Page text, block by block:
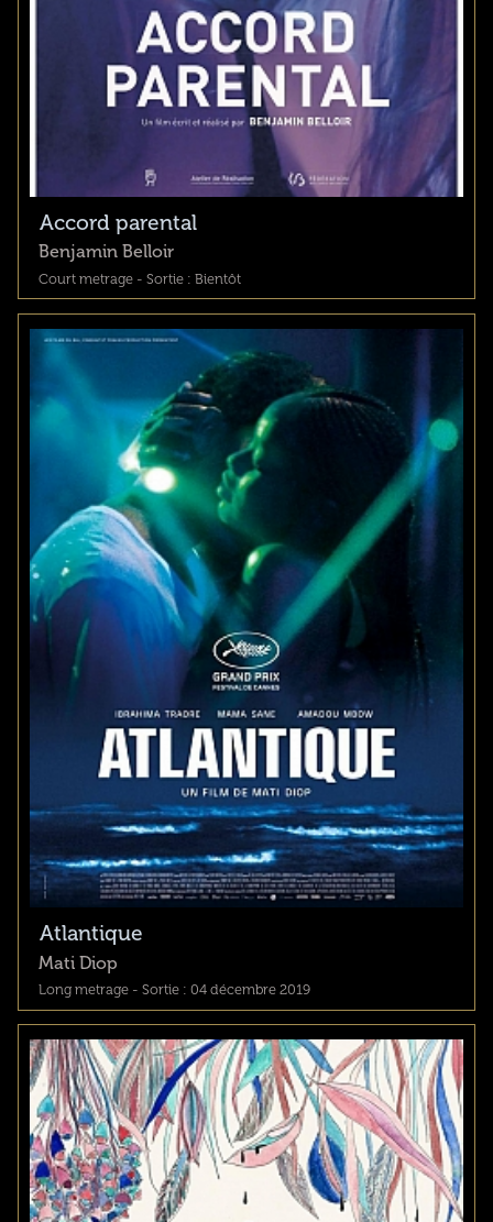
Accord parental
Benjamin Belloir
Court metrage - Sortie : Bientôt
Atlantique
Mati Diop
Long metrage - Sortie : 04 décembre 2019